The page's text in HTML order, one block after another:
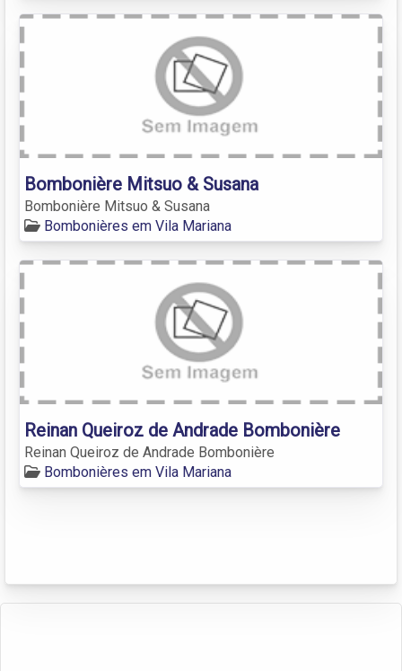
Bombonière Mitsuo & Susana
Bombonière Mitsuo & Susana
Bombonières em Vila Mariana
Reinan Queiroz de Andrade Bombonière
Reinan Queiroz de Andrade Bombonière
Bombonières em Vila Mariana